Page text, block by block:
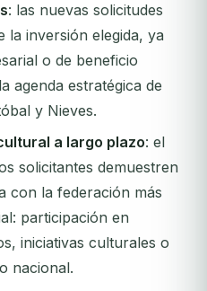
: las nuevas solicitudes
la inversión elegida, ya
o de beneficio
agenda estratégica de
y Nieves.
a largo plazo: el
solicitantes demuestren
con la federación más
participación en
iniciativas culturales o
nacional.